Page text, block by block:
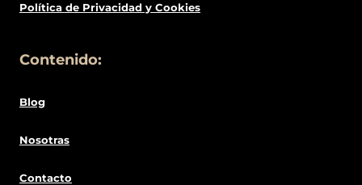
Política de Privacidad y Cookies
Contenido:
Blog
Nosotras
Contacto